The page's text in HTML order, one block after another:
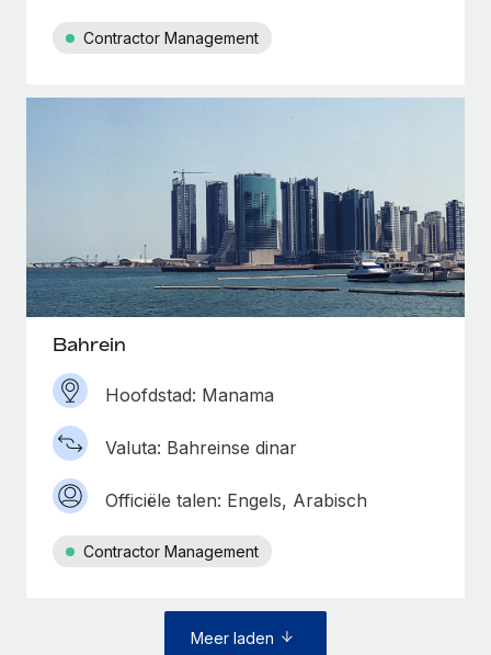
Contractor Management
Bahrein
Hoofdstad: Manama
Valuta: Bahreinse dinar
Officiële talen: Engels, Arabisch
Contractor Management
Meer laden